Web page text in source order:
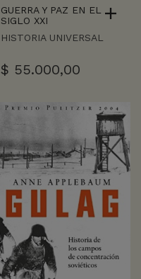
GUERRA Y PAZ EN EL
SIGLO XXI
HISTORIA UNIVERSAL
$ 55.000,00